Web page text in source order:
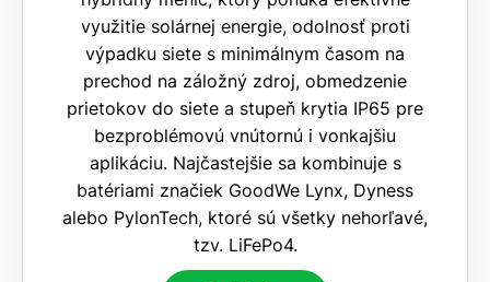
využitie solárnej energie, odolnosť proti
výpadku siete s minimálnym časom na
prechod na záložný zdroj, obmedzenie
prietokov do siete a stupeň krytia IP65 pre
bezproblémovú vnútornú i vonkajšiu
aplikáciu. Najčastejšie sa kombinuje s
batériami značiek GoodWe Lynx, Dyness
alebo PylonTech, ktoré sú všetky nehorľavé,
tzv. LiFePo4.